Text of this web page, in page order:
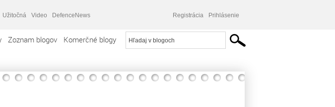
Užitočná Video DefenceNews Registrácia Prihlásenie
Zoznam blogov Komerčné blogy